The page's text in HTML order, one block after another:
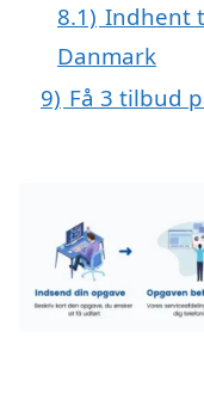
8.1) Indhent
Danmark
9) Få 3 tilbud